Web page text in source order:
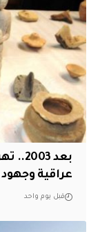
عراقية
قبل يوم واحد